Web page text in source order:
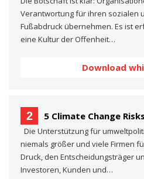
Verantwortung für ihren sozialen
Fußabdruck übernehmen. Es ist
eine Kultur der Offenheit…
Download
2 5 Climate Change Risks
Die Unterstützung für
niemals größer und viele Firmen
Druck, den Entscheidungsträger
Investoren, Kunden und…